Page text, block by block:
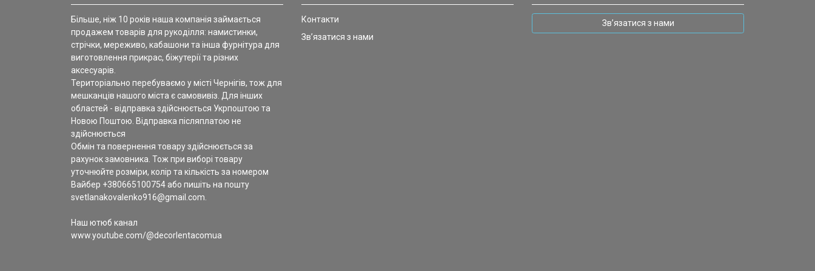
Більше, ніж 10 років наша компанія займається
продажем товарів для рукоділля: намистинки,
стрічки, мереживо, кабашони та інша фурнітура для
виготовлення прикрас, біжутерії та різних
аксесуарів.
Територіально перебуваємо у місті Чернігів, тож для
мешканців нашого міста є самовивіз. Для інших
областей - відправка здійснюється Укрпоштою та
Новою Поштою. Відправка післяплатою не
здійснюється
Обмін та повернення товару здійснюється за
рахунок замовника. Тож при виборі товару
уточнюйте розміри, колір та кількість за номером
Вайбер +380665100754 або пишіть на пошту
svetlanakovalenko916@gmail.com.
Наш ютюб канал
www.youtube.com/@decorlentacomua
Контакти
Зв’язатися з нами
Зв’язатися з нами